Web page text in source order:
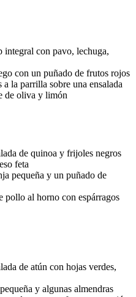
con pavo, lechuga,
con un puñado de frutos rojos
la parrilla sobre una ensalada
de oliva y limón
de quinoa y frijoles negros
feta
pequeña y un puñado de
pollo al horno con espárragos
de atún con hojas verdes,
y algunas almendras